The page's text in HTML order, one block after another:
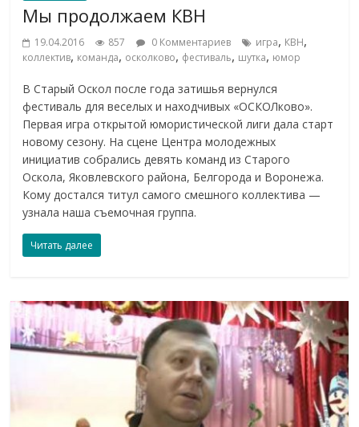
Мы продолжаем КВН
19.04.2016 857 0 Комментариев игра, КВН,
коллектив, команда, осколково, фестиваль, шутка, юмор
В Старый Оскол после года затишья вернулся
фестиваль для веселых и находчивых «ОСКОЛково».
Первая игра открытой юмористической лиги дала старт
новому сезону. На сцене Центра молодежных
инициатив собрались девять команд из Старого
Оскола, Яковлевского района, Белгорода и Воронежа.
Кому достался титул самого смешного коллектива —
узнала наша съемочная группа.
Читать далее